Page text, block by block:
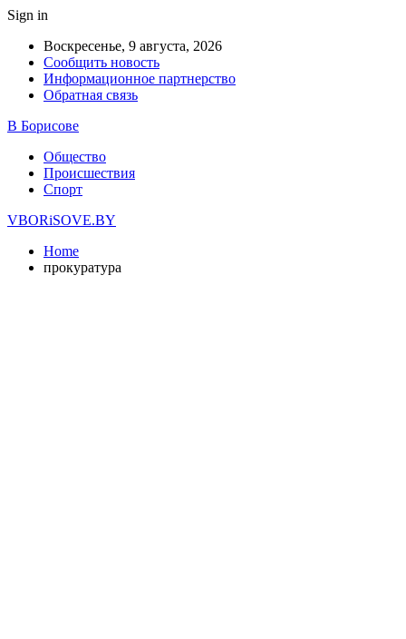
Sign in
Воскресенье, 9 августа, 2026
Сообщить новость
Информационное партнерство
Обратная связь
В Борисове
Общество
Происшествия
Спорт
VBORiSOVE.BY
Home
прокуратура